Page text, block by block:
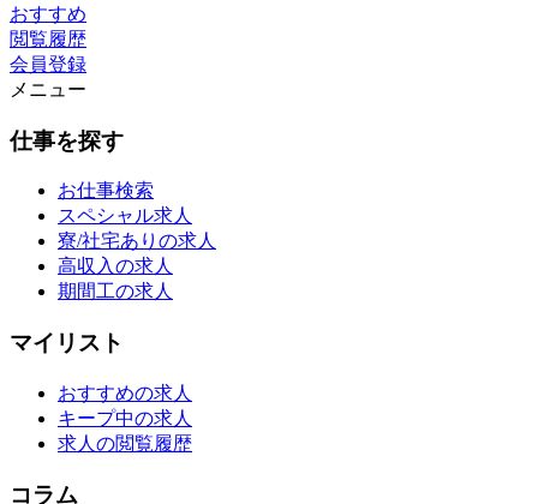
おすすめ
閲覧履歴
会員登録
メニュー
仕事を探す
お仕事検索
スペシャル求人
寮/社宅ありの求人
高収入の求人
期間工の求人
マイリスト
おすすめの求人
キープ中の求人
求人の閲覧履歴
コラム